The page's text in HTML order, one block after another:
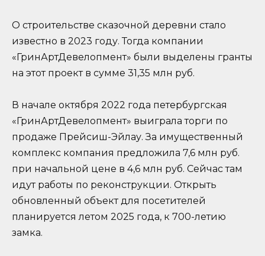
О строительстве сказочной деревни стало
известно в 2023 году. Тогда компании
«ГринАртДевелопмент» были выделены гранты
на этот проект в сумме 31,35 млн руб.
В начале октября 2022 года петербургская
«ГринАртДевелопмент» выиграла торги по
продаже Прейсиш-Эйлау. За имущественный
комплекс компания предложила 7,6 млн руб.
при начальной цене в 4,6 млн руб. Сейчас там
идут работы по реконструкции. Открыть
обновленный объект для посетителей
планируется летом 2025 года, к 700-летию
замка.